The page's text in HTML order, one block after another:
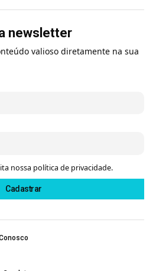
newsletter
valioso diretamente na sua
nossa política de privacidade.